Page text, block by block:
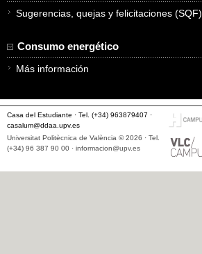
Sugerencias, quejas y felicitaciones (SQF)
Consumo energético
Más información
Casa del Estudiante · Tel. (+34) 963879407 ·
casalum@ddaa.upv.es
Universitat Politècnica de València © 2026 · Tel.
(+34) 96 387 90 00 · informacion@upv.es